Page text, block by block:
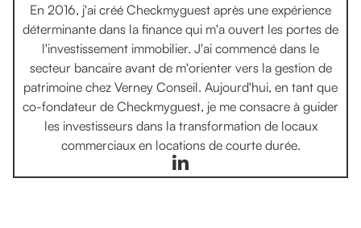
En 2016, j'ai créé Checkmyguest après une expérience
déterminante dans la finance qui m'a ouvert les portes de
l'investissement immobilier. J'ai commencé dans le
secteur bancaire avant de m'orienter vers la gestion de
patrimoine chez Verney Conseil. Aujourd'hui, en tant que
co-fondateur de Checkmyguest, je me consacre à guider
les investisseurs dans la transformation de locaux
commerciaux en locations de courte durée.